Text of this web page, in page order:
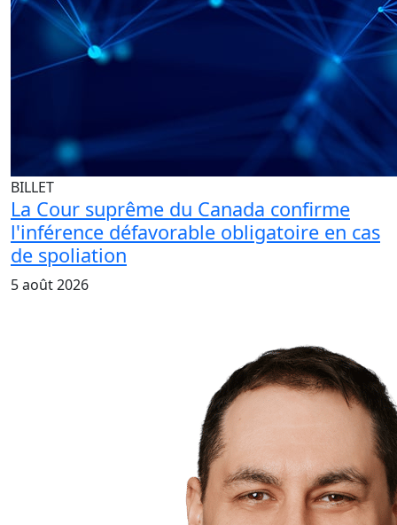
BILLET
La Cour suprême du Canada confirme
l'inférence défavorable obligatoire en cas
de spoliation
5 août 2026